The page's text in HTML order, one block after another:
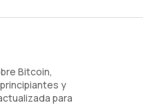
Bitcoin,
y
para